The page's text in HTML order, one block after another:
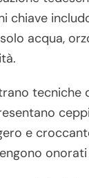
chiave
acqua,
tecniche
e